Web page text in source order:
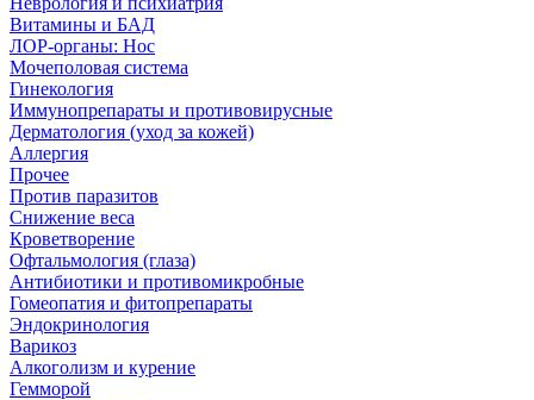
Витамины и БАД
ЛОР-органы: Нос
Мочеполовая система
Гинекология
Иммунопрепараты и противовирусные
Дерматология (уход за кожей)
Аллергия
Прочее
Против паразитов
Снижение веса
Кроветворение
Офтальмология (глаза)
Антибиотики и противомикробные
Гомеопатия и фитопрепараты
Эндокринология
Варикоз
Алкоголизм и курение
Гемморой